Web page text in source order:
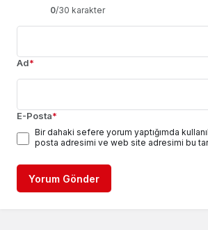
0/30 karakter
Ad*
E-Posta*
Bir dahaki sefere yorum yaptığımda
posta adresimi ve web site adresimi bu
Yorum Gönder